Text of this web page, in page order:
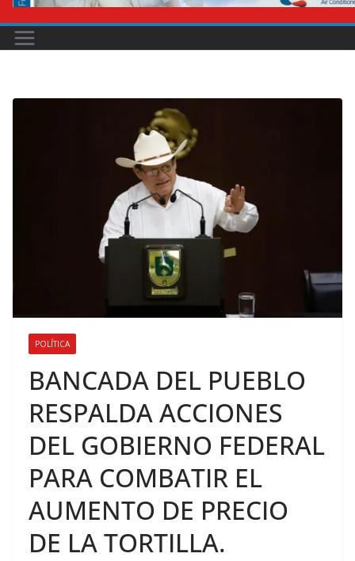
POLÍTICA
BANCADA DEL PUEBLO
RESPALDA ACCIONES
DEL GOBIERNO FEDERAL
PARA COMBATIR EL
AUMENTO DE PRECIO
DE LA TORTILLA.